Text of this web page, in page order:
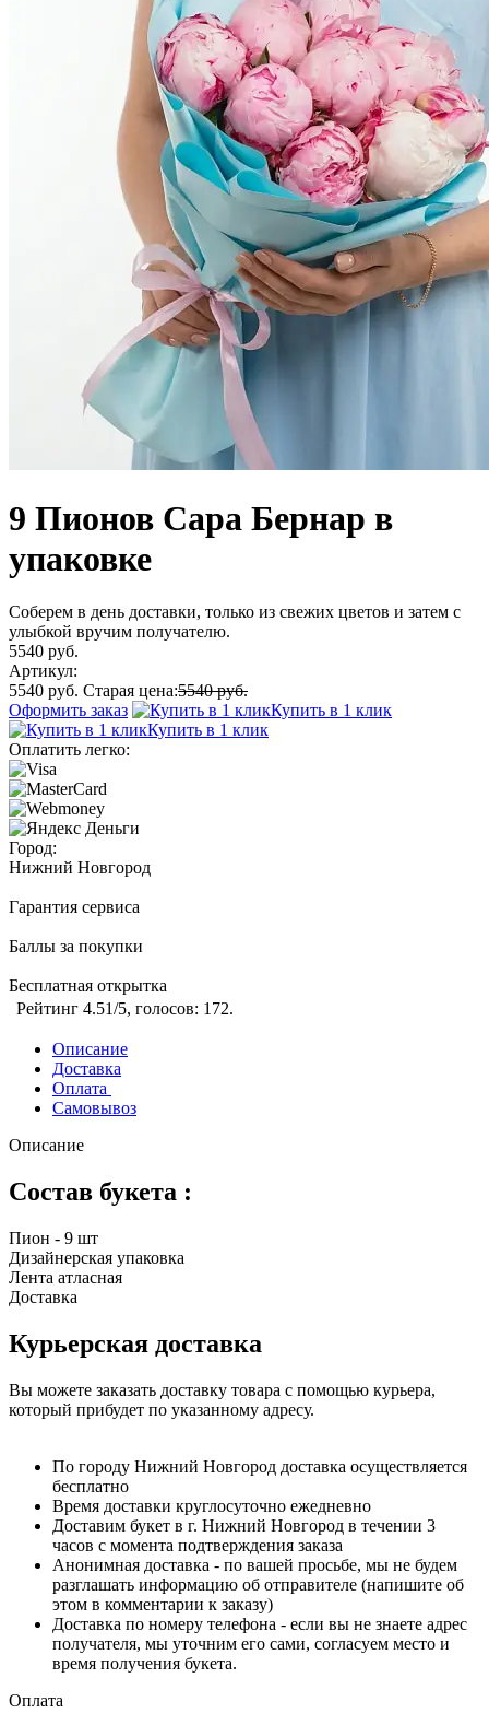
9 Пионов Сара Бернар в
упаковке
Соберем в день доставки, только из свежих цветов и затем с
улыбкой вручим получателю.
5540 руб.
Артикул:
5540 руб. Старая цена:5540 руб.
Оформить заказ
Купить в 1 клик
Купить в 1 клик
Оплатить легко:
Город:
Нижний Новгород
Гарантия сервиса
Баллы за покупки
Бесплатная открытка
Рейтинг 4.51/5, голосов: 172.
Описание
Доставка
Оплата
Самовывоз
Описание
Состав букета :
Пион - 9 шт
Дизайнерская упаковка
Лента атласная
Доставка
Курьерская доставка
Вы можете заказать доставку товара с помощью курьера,
который прибудет по указанному адресу.
По городу Нижний Новгород доставка осуществляется
бесплатно
Время доставки круглосуточно ежедневно
Доставим букет в г. Нижний Новгород в течении 3
часов с момента подтверждения заказа
Анонимная доставка - по вашей просьбе, мы не будем
разглашать информацию об отправителе (напишите об
этом в комментарии к заказу)
Доставка по номеру телефона - если вы не знаете адрес
получателя, мы уточним его сами, согласуем место и
время получения букета.
Оплата